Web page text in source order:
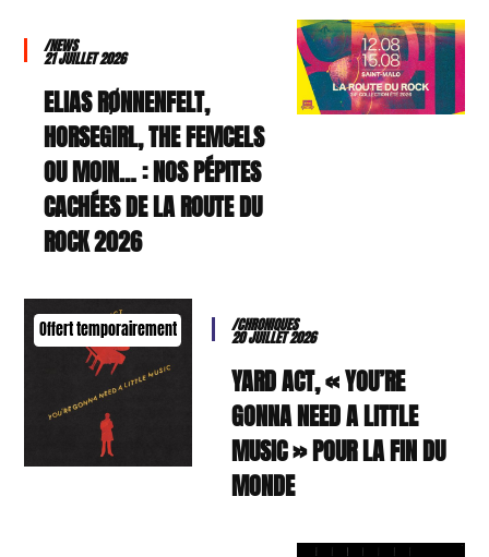
/NEWS
21 JUILLET 2026
ELIAS RØNNENFELT,
HORSEGIRL, THE FEMCELS
OU MOIN… : NOS PÉPITES
CACHÉES DE LA ROUTE DU
ROCK 2026
Offert temporairement /CHRONIQUES
20 JUILLET 2026
YARD ACT, « YOU’RE
GONNA NEED A LITTLE
MUSIC » POUR LA FIN DU
MONDE